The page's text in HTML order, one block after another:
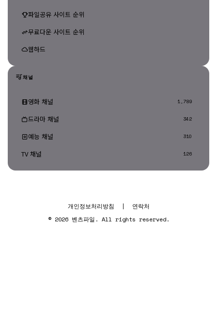
파일공유 사이트 순위
무료다운 사이트 순위
웹하드
채널
영화 채널 1,789
드라마 채널 342
예능 채널 310
TV 채널 126
개인정보처리방침 |
연락처
© 2026 벤츠파일. All rights reserved.